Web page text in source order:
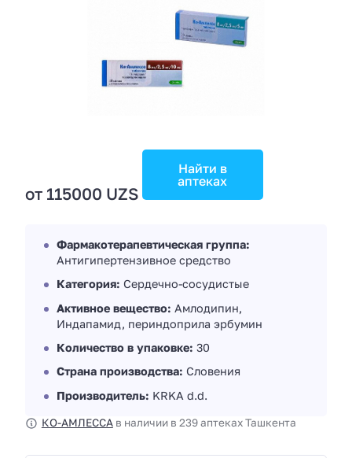
от 115000 UZS
Найти в
аптеках
Фармакотерапевтическая группа:
Антигипертензивное средство
Категория: Сердечно-сосудистые
Активное вещество: Амлодипин,
Индапамид, периндоприла эрбумин
Количество в упаковке: 30
Страна производства: Словения
Производитель: KRKA d.d.
КО-АМЛЕССАв наличии в 239 аптеках Ташкента